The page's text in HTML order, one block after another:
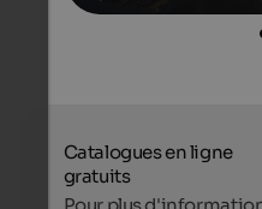
Catalogues en ligne
gratuits